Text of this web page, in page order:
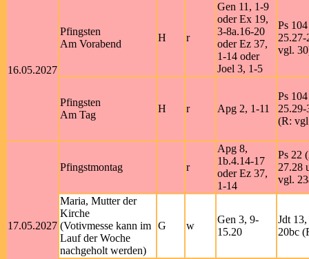
16.05.2027
Pfingsten
Am Vorabend
H r
Gen 11, 1-9
oder Ex 19,
3-8a.16-20
oder Ez 37,
1-14 oder
Joel 3, 1-5
Ps
vgl.
Pfingsten
Am Tag
H r Apg 2, 1-11
Ps
25.29-
(R:
17.05.2027
Pfingstmontag r
Apg 8,
1b.4.14-17
oder Ez 37,
1-14
Ps 22
27.28
vgl.
Maria, Mutter der
Kirche
(Votivmesse kann im
Lauf der Woche
nachgeholt werden)
G w
Gen 3, 9-
15.20
Jdt
20bc